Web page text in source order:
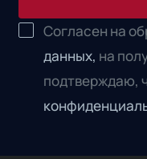
Согласен на
данных, на
подтверждаю,